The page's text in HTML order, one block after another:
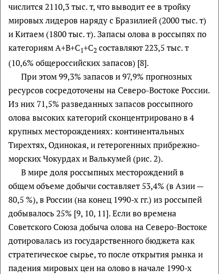
числится 2110,3 тыс. т, что выводит ее в тройку
мировых лидеров наряду с Бразилией (2000 тыс. т)
и Китаем (1800 тыс. т). Запасы олова в россыпях по
категориям А+В+С1+С2 составляют 223,5 тыс. т
(10,6% общероссийских запасов) [8].
При этом 99,3% запасов и 97,9% прогнозных
ресурсов сосредоточены на Северо-Востоке России.
Из них 71,5% разведанных запасов россыпного
олова высоких категорий сконцентрировано в 4
крупных месторождениях: континентальных
Тирехтях, Одинокая, и гетерогенных прибрежно-
морских Чокурдах и Валькумей (рис. 2).
В мире доля россыпных месторождений в
общем объеме добычи составляет 53,4% (в Азии —
80,5 %), в России (на конец 1990-х гг.) из россыпей
добывалось 25% [9, 10, 11]. Если во времена
Советского Союза добыча олова на Северо-Востоке
дотировалась из государственного бюджета как
стратегическое сырье, то после открытия рынка и
падения мировых цен на олово в начале 1990-х